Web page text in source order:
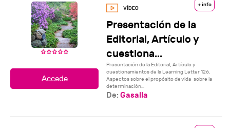
+ info
Presentación de la
Editorial, Artículo y
cuestiona...
Presentación de la Editorial, Artículo y
cuestionamientos de la Learning Letter 126.
Aspectos sobre el propósito de vida, sobre la
determinación...
De:Gasalla